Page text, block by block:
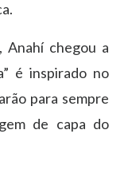
Anahí chegou a
é inspirado no
para sempre
de capa do